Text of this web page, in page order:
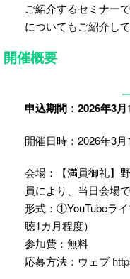
ご紹介するセミナー
についてもご紹介し
開催概要
申込期間：2026年3
開催日時：2026年3
会場：【満員御礼】
員により、当日会場
形式：①YouTubeラ
聴1カ月程度）
参加費：無料
応募方法：ウェブ